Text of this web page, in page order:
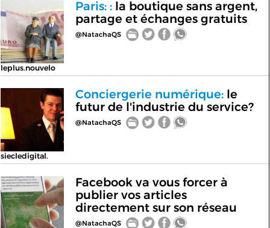
leplus.nouvelo
Paris: :la boutique sans argent,
partage et échanges gratuits
@NatachaQS
siecledigital.
Conciergerie numérique:le
futur de l'industrie du service?
@NatachaQS
Facebook va vous forcer à
publier vos articles
directement sur son réseau
@NatachaQS